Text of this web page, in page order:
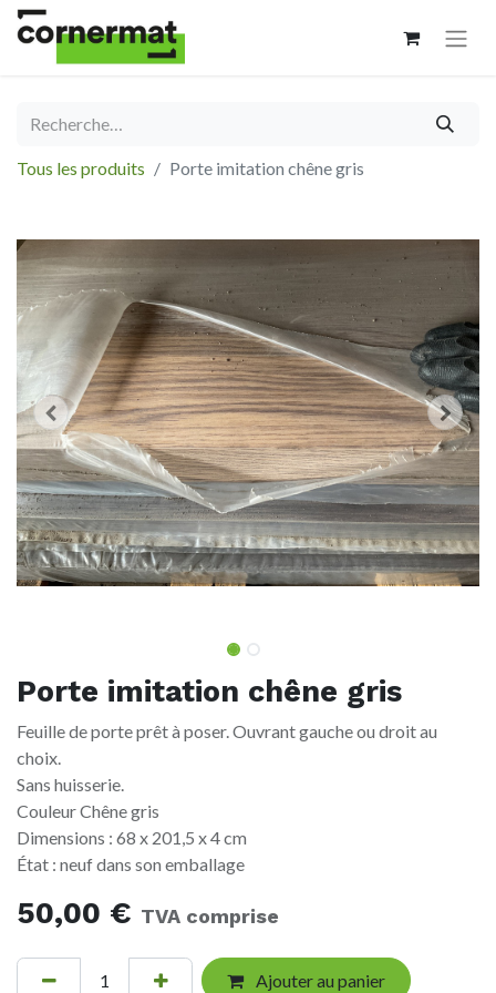
Tous les produits Porte imitation chêne gris
Porte imitation chêne gris
Feuille de porte prêt à poser. Ouvrant gauche ou droit au
choix.
Sans huisserie.
Couleur Chêne gris
Dimensions : 68 x 201,5 x 4 cm
État : neuf dans son emballage
50,00 € TVA comprise
Ajouter au panier